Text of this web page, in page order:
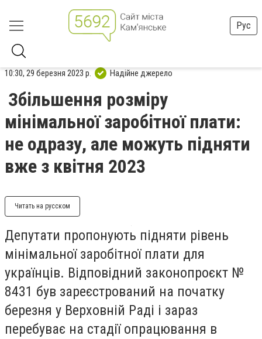
Рус
10:30, 29 березня 2023 р. Надійне джерело
Збільшення розміру
мінімальної заробітної плати:
не одразу, але можуть підняти
вже з квітня 2023
Читать на русском
Депутати пропонують підняти рівень
мінімальної заробітної плати для
українців. Відповідний законопроєкт №
8431 був зареєстрований на початку
березня у Верховній Раді і зараз
перебуває на стадії опрацювання в